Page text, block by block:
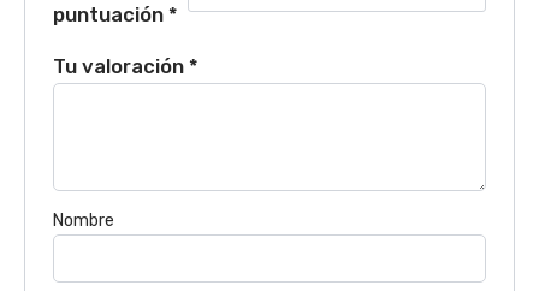
puntuación*
Tu valoración*
Nombre